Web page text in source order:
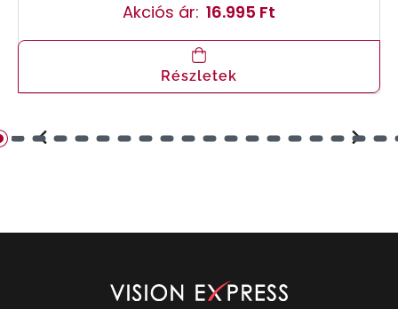
Akciós ár: 16.995 Ft
Részletek